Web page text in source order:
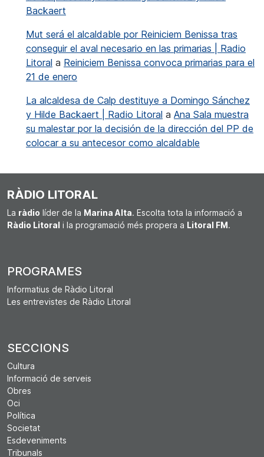
Backaert
Mut será el alcaldable por Reiniciem Benissa tras
conseguir el aval necesario en las primarias | Radio
Litoral a Reiniciem Benissa convoca primarias para el
21 de enero
La alcaldesa de Calp destituye a Domingo Sánchez
y Hilde Backaert | Radio Litoral a Ana Sala muestra
su malestar por la decisión de la dirección del PP de
colocar a su antecesor como alcaldable
RÀDIO LITORAL
La ràdio líder de la Marina Alta. Escolta tota la informació a
Ràdio Litoral i la programació més propera a Litoral FM.
PROGRAMES
Informatius de Ràdio Litoral
Les entrevistes de Ràdio Litoral
SECCIONS
Cultura
Informació de serveis
Obres
Oci
Política
Societat
Esdeveniments
Tribunals